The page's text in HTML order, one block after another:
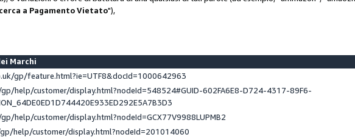
a Pagamento Vietato"),
Marchi
gp/feature.html?ie=UTF8&docId=1000642963
help/customer/display.html?nodeId=548524#GUID-602FA6E8-D724-4317-89F6-
help/customer/display.html?nodeId=GCX77V9988LUPMB2
help/customer/display.html?nodeId=201014060